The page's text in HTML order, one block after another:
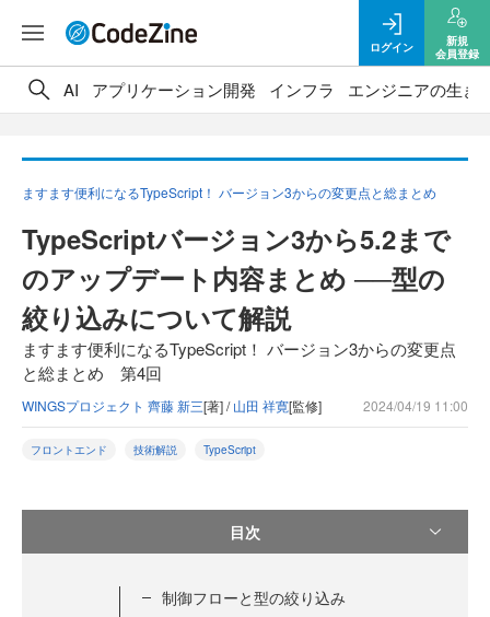
ログイン
新規
会員登録
AI アプリケーション開発 インフラ エンジニアの生き
ますます便利になるTypeScript！ バージョン3からの変更点と総まとめ
TypeScriptバージョン3から5.2まで
のアップデート内容まとめ ──型の
絞り込みについて解説
ますます便利になるTypeScript！ バージョン3からの変更点
と総まとめ 第4回
WINGSプロジェクト 齊藤 新三[著] /山田 祥寛[監修] 2024/04/19 11:00
フロントエンド 技術解説 TypeScript
目次
制御フローと型の絞り込み